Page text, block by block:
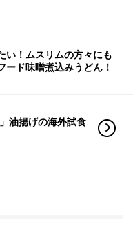
い！ムスリムの方々にも
ド味噌煮込みうどん！
油揚げの海外試食